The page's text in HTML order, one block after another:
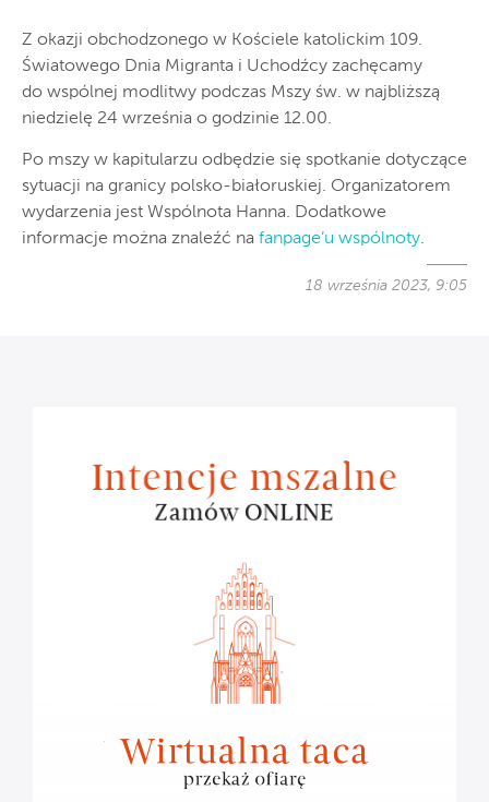
Z okazji obchodzonego w Kościele katolickim 109.
Światowego Dnia Migranta i Uchodźcy zachęcamy
do wspólnej modlitwy podczas Mszy św. w najbliższą
niedzielę 24 września o godzinie 12.00.
Po mszy w kapitularzu odbędzie się spotkanie dotyczące
sytuacji na granicy polsko-białoruskiej. Organizatorem
wydarzenia jest Wspólnota Hanna. Dodatkowe
informacje można znaleźć na fanpage’u wspólnoty.
18 września 2023, 9:05